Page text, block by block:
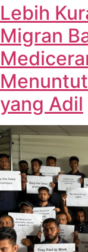
Lebih
Migran
yang Adil